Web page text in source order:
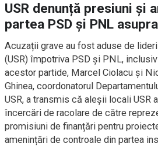
USR denunță presiuni și
partea PSD și PNL
Acuzații grave au fost aduse de
(USR) împotriva PSD și PNL,
acestor partide, Marcel Ciolacu și
Ghinea, coordonatorul
USR, a transmis că aleșii locali USR
încercări de racolare de către
promisiuni de finanțări pentru
amenințări de controale din partea